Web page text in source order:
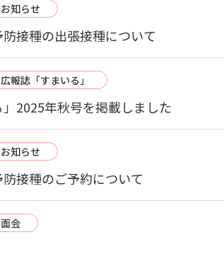
お知らせ
接種の出張接種について
広報誌「すまいる」
2025年秋号を掲載しました
お知らせ
接種のご予約について
面会